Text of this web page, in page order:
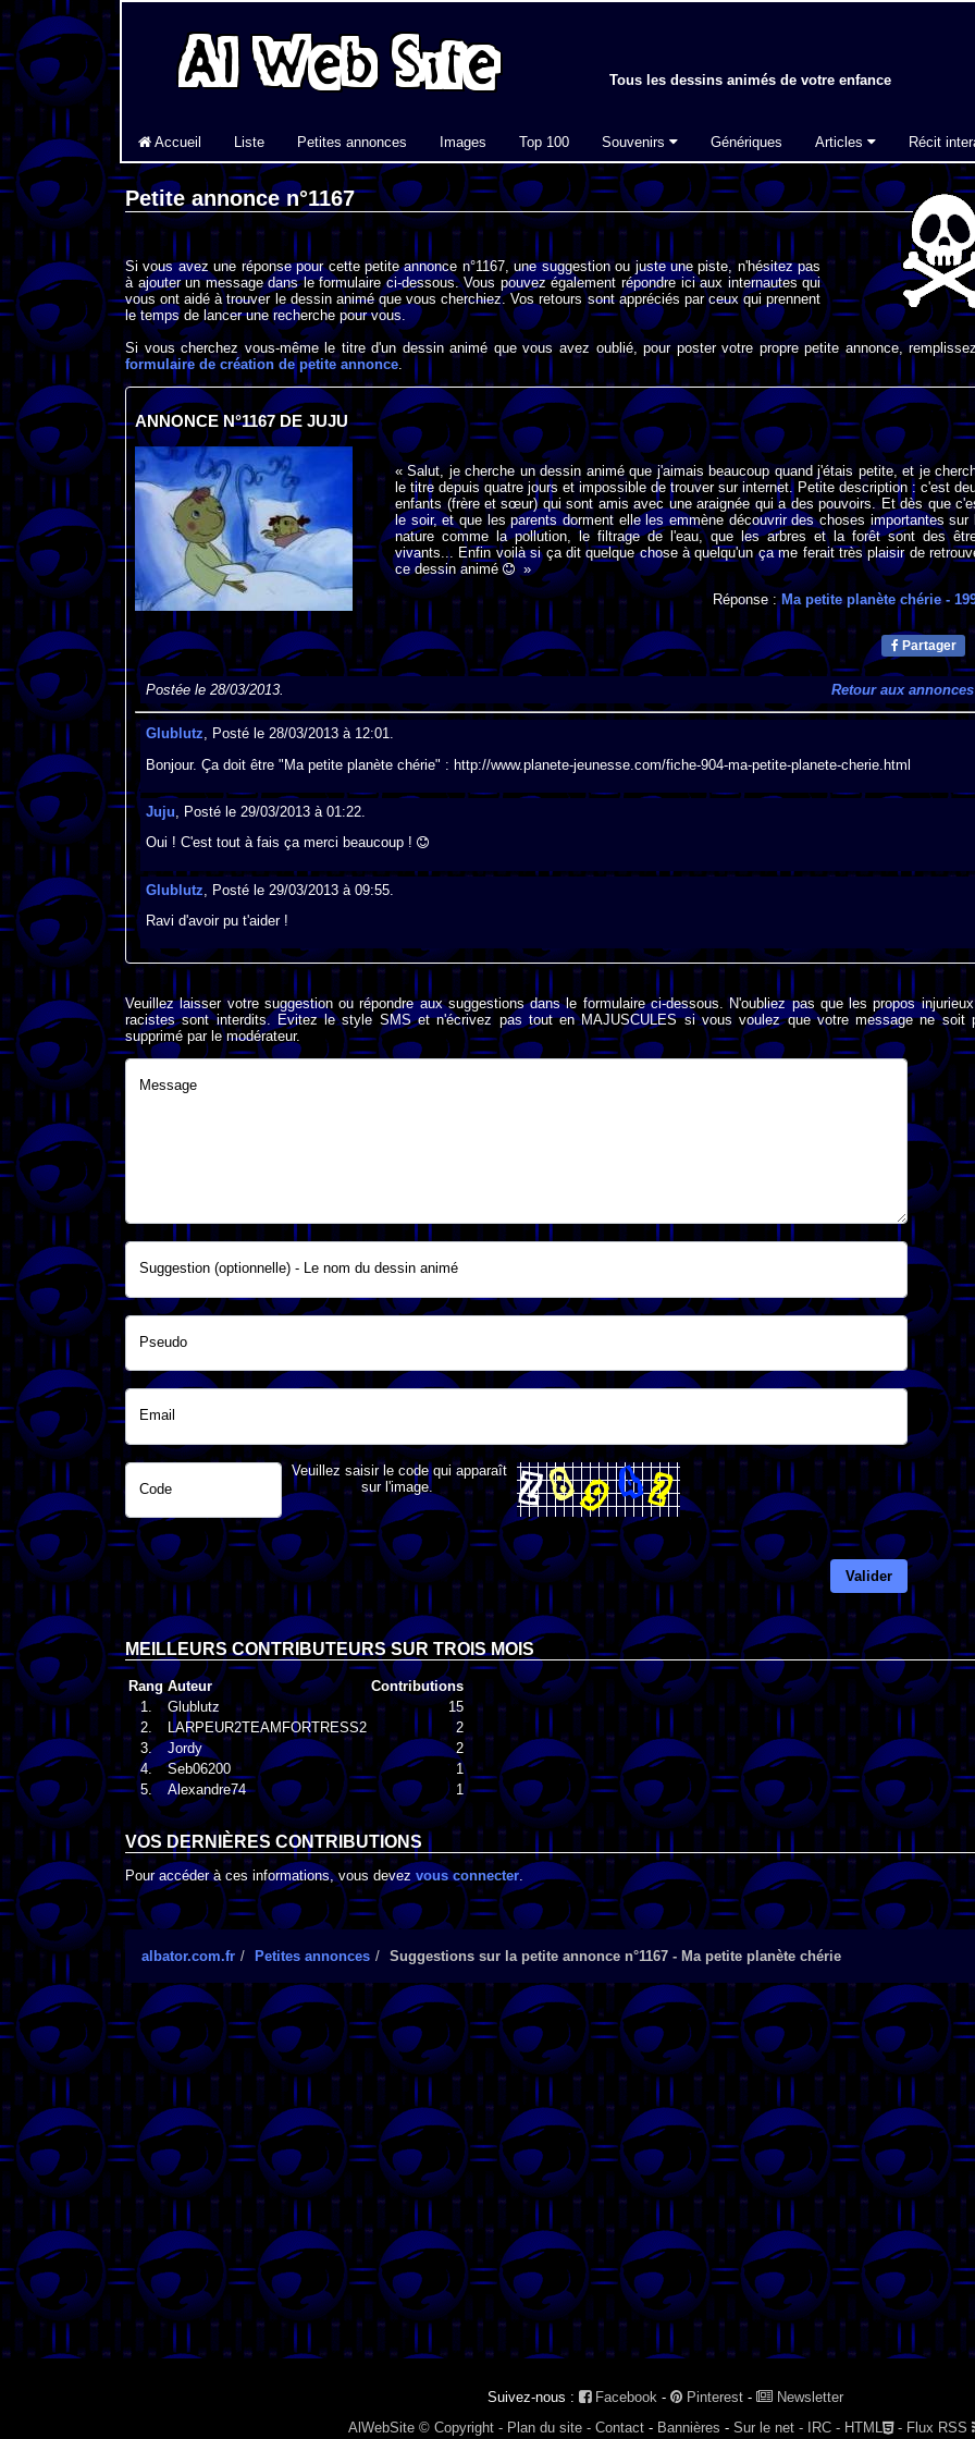
Tous les dessins animés de votre enfance
Accueil Liste Petites annonces Images Top 100 Souvenirs Génériques Articles Récit
Petite annonce n°1167
Si vous avez une réponse pour cette petite annonce n°1167, une suggestion ou juste une piste, n'hésitez pas
à ajouter un message dans le formulaire ci-dessous. Vous pouvez également répondre ici aux internautes qui
vous ont aidé à trouver le dessin animé que vous cherchiez. Vos retours sont appréciés par ceux qui prennent
le temps de lancer une recherche pour vous.
Si vous cherchez vous-même le titre d'un dessin animé que vous avez oublié, pour poster votre propre petite annonce,
formulaire de création de petite annonce.
ANNONCE N°1167 DE JUJU
« Salut, je cherche un dessin animé que j'aimais beaucoup quand j'étais petite, et je
le titre depuis quatre jours et impossible de trouver sur internet. Petite description : c'est
enfants (frère et sœur) qui sont amis avec une araignée qui a des pouvoirs. Et dès que
le soir, et que les parents dorment elle les emmène découvrir des choses importantes sur
nature comme la pollution, le filtrage de l'eau, que les arbres et la forêt sont des
vivants... Enfin voilà si ça dit quelque chose à quelqu'un ça me ferait très plaisir de
ce dessin animé
»
Réponse :Ma petite planète chérie-
Partager
Postée le 28/03/2013. Retour aux annonces
Glublutz, Posté le 28/03/2013 à 12:01.
Bonjour. Ça doit être "Ma petite planète chérie" : http://www.planete-jeunesse.com/fiche-904-ma-petite-planete-cherie.html
Juju, Posté le 29/03/2013 à 01:22.
Oui ! C'est tout à fais ça merci beaucoup !
Glublutz , Posté le 29/03/2013 à 09:55.
Ravi d'avoir pu t'aider !
Veuillez laisser votre suggestion ou répondre aux suggestions dans le formulaire ci-dessous. N'oubliez pas que les propos
racistes sont interdits. Evitez le style SMS et n'écrivez pas tout en MAJUSCULES si vous voulez que votre message ne soit
supprimé par le modérateur.
Message
Suggestion (optionnelle) - Le nom du dessin animé
Pseudo
Email
Code
Veuillez saisir le code qui apparaît
sur l'image.
Valider
MEILLEURS CONTRIBUTEURS SUR TROIS MOIS
Rang Auteur
Contributions
1.
Glublutz
15
2.
LARPEUR2TEAMFORTRESS2
2
3.
Jordy
2
4.
Seb06200
1
5.
Alexandre74 1
VOS DERNIÈRES CONTRIBUTIONS
Pour accéder à ces informations, vous devez vous connecter
albator.com.fr Petites annonces Suggestions sur la petite annonce n°1167 - Ma petite planète chérie
Suivez-nous : Facebook - Pinterest -
Newsletter
AlWebSite © Copyright - Plan du site - Contact - Bannières -Sur le net - IRC - HTML - Flux RSS